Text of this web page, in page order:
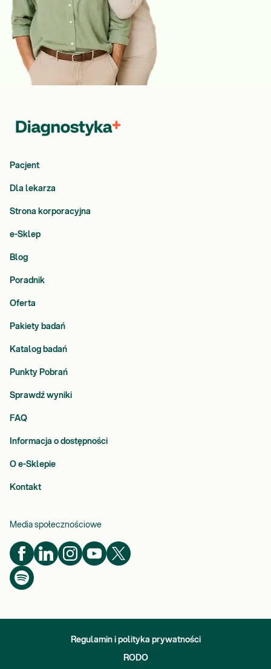
Pacjent
Dla lekarza
Strona korporacyjna
e-Sklep
Blog
Poradnik
Oferta
Pakiety badań
Katalog badań
Punkty Pobrań
Sprawdź wyniki
FAQ
Informacja o dostępności
O e-Sklepie
Kontakt
Media społecznościowe
Regulamin i polityka prywatności
RODO